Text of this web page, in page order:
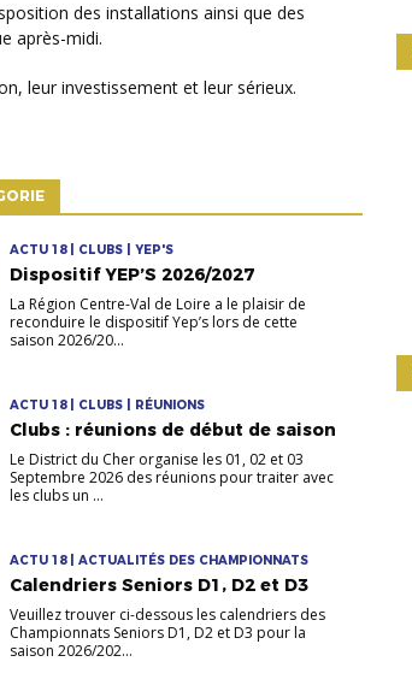
des installations ainsi que des
après-midi.
leur investissement et leur sérieux.
ACTU 18 | CLUBS | YEP'S
Dispositif YEP’S 2026/2027
La Région Centre-Val de Loire a le plaisir de
reconduire le dispositif Yep’s lors de cette
saison 2026/20...
ACTU 18 | CLUBS | RÉUNIONS
Clubs : réunions de début de saison
Le District du Cher organise les 01, 02 et 03
Septembre 2026 des réunions pour traiter avec
les clubs un ...
ACTU 18 | ACTUALITÉS DES CHAMPIONNATS
Calendriers Seniors D1, D2 et D3
Veuillez trouver ci-dessous les calendriers des
Championnats Seniors D1, D2 et D3 pour la
saison 2026/202...